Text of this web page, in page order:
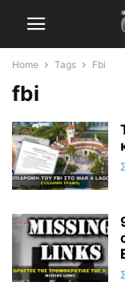
Home Tags Fbi
fbi